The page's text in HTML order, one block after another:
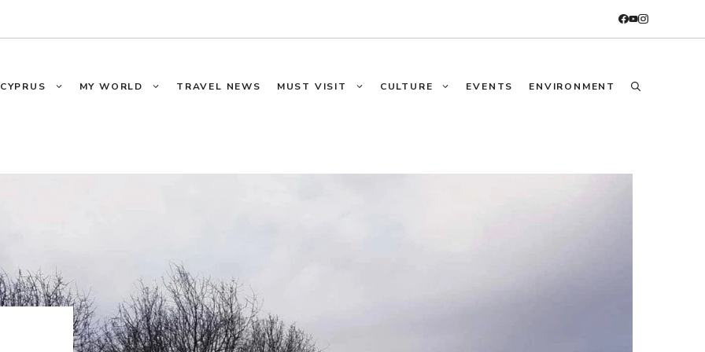
CYPRUS MY WORLD TRAVEL NEWS MUST VISIT CULTURE EVENTS ENVIRONMENT